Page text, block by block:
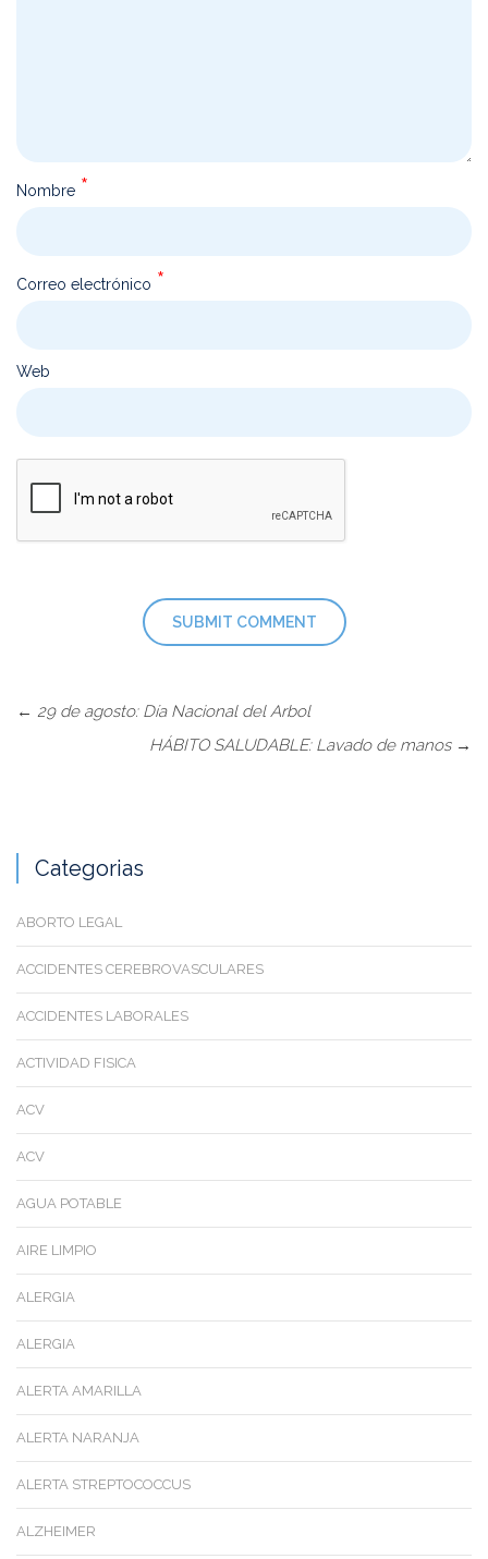
Nombre *
Correo electrónico *
Web
← 29 de agosto: Día Nacional del Arbol
HÁBITO SALUDABLE: Lavado de manos →
Categorias
ABORTO LEGAL
ACCIDENTES CEREBROVASCULARES
ACCIDENTES LABORALES
ACTIVIDAD FISICA
ACV
ACV
AGUA POTABLE
AIRE LIMPIO
ALERGIA
ALERGIA
ALERTA AMARILLA
ALERTA NARANJA
ALERTA STREPTOCOCCUS
ALZHEIMER